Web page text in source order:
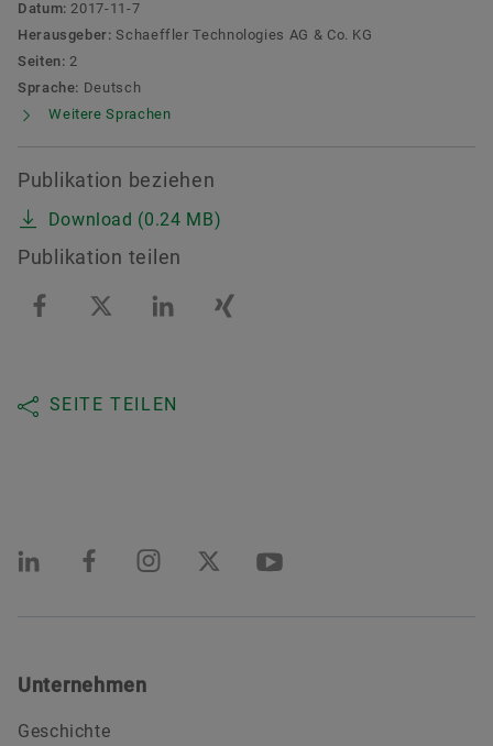
Datum: 2017-11-7
Herausgeber: Schaeffler Technologies AG & Co. KG
Seiten: 2
Sprache: Deutsch
Weitere Sprachen
Publikation beziehen
Download (0.24 MB)
Publikation teilen
SEITE TEILEN
Unternehmen
Geschichte